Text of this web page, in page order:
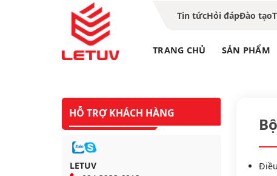
Tin tứcHỏi đápĐào tạo
TRANG CHỦ SẢN PHẨM
HỖ TRỢ KHÁCH HÀNG
LETUV